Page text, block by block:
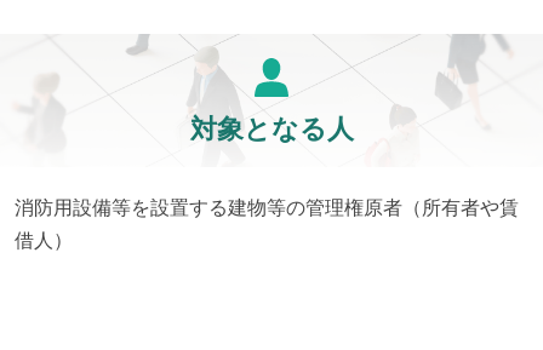
対象となる人
消防用設備等を設置する建物等の管理権原者（所有者や賃
借人）